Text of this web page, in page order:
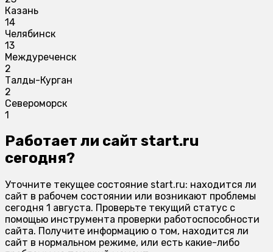
Казань
14
Челябинск
13
Междуреченск
2
Талды-Курган
2
Североморск
1
Работает ли сайт start.ru
сегодня?
Уточните текущее состояние start.ru: находится ли
сайт в рабочем состоянии или возникают проблемы
сегодня 1 августа. Проверьте текущий статус с
помощью инструмента проверки работоспособности
сайта. Получите информацию о том, находится ли
сайт в нормальном режиме, или есть какие-либо